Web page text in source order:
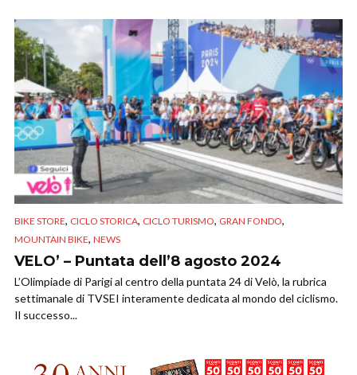
BIKE STORE, CICLO STORICA, CICLO TURISMO, GRAN FONDO,
MOUNTAIN BIKE, NEWS
VELO’ – Puntata dell’8 agosto 2024
L’Olimpiade di Parigi al centro della puntata 24 di Velò, la rubrica
settimanale di TVSEI interamente dedicata al mondo del ciclismo.
Il successo...